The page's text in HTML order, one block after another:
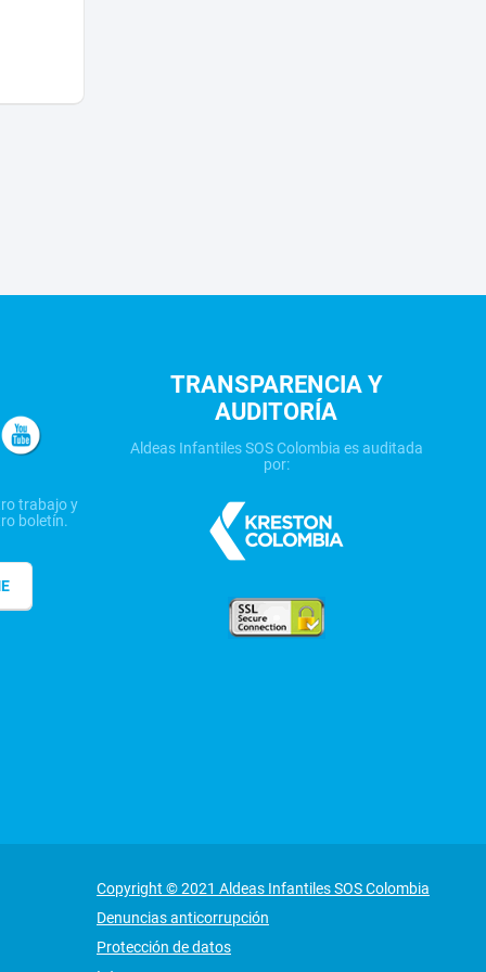
trabajo y
boletín.
TRANSPARENCIA Y
AUDITORÍA
Aldeas Infantiles SOS Colombia es auditada
por:
Copyright © 2021 Aldeas Infantiles SOS Colombia
Denuncias anticorrupción
Protección de datos